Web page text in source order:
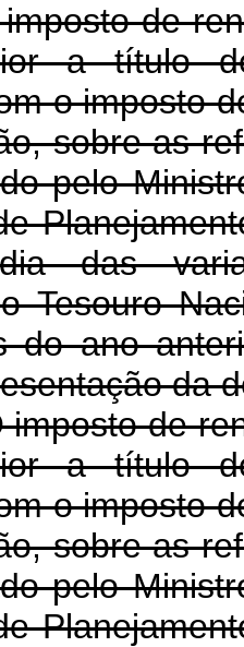
de
a título
o imposto
sobre as
pelo
das
Tesouro
do ano
da
imposto de
a título
o imposto
sobre as
pelo